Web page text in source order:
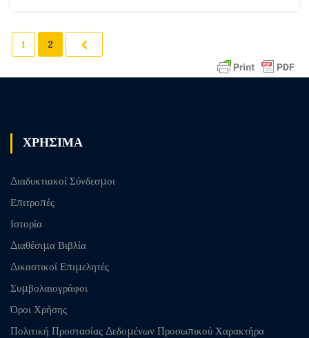
1 2
ΧΡΗΣΙΜΑ
Διαδυκτιακοί Σύνδεσμοι
Επιτροπές
Ιστορία
Διαθέσιμα Βιβλία
Δικαστικοί Επιμελητές
Συμβολαιογράφοι
Όροι Χρήσης
Πολιτική Προστασίας Δεδομένων Προσωπικού Χαρακτήρα